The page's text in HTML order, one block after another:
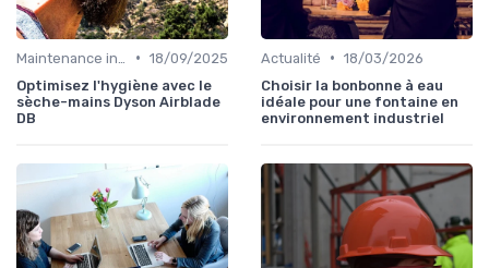
• 18/09/2025
Optimisez l'hygiène avec le
sèche-mains Dyson Airblade
DB
Actualité • 18/03/2026
Choisir la bonbonne à eau
idéale pour une fontaine en
environnement industriel